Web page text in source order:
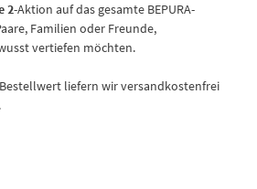
2-Aktion auf das gesamte BEPURA-
Familien oder Freunde,
vertiefen möchten.
liefern wir versandkostenfrei